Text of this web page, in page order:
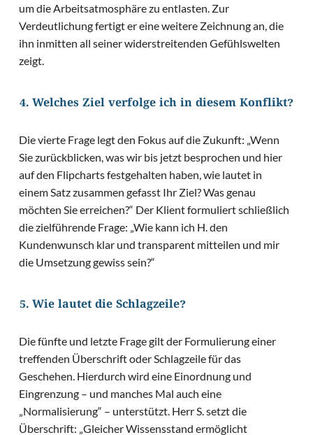
um die Arbeitsatmosphäre zu entlasten. Zur
Verdeutlichung fertigt er eine weitere Zeichnung an, die
ihn inmitten all seiner widerstreitenden Gefühlswelten
zeigt.
4. Welches Ziel verfolge ich in diesem Konflikt?
Die vierte Frage legt den Fokus auf die Zukunft: „Wenn
Sie zurückblicken, was wir bis jetzt besprochen und hier
auf den Flipcharts festgehalten haben, wie lautet in
einem Satz zusammen gefasst Ihr Ziel? Was genau
möchten Sie erreichen?“ Der Klient formuliert schließlich
die zielführende Frage: „Wie kann ich H. den
Kundenwunsch klar und transparent mitteilen und mir
die Umsetzung gewiss sein?“
5. Wie lautet die Schlagzeile?
Die fünfte und letzte Frage gilt der Formulierung einer
treffenden Überschrift oder Schlagzeile für das
Geschehen. Hierdurch wird eine Einordnung und
Eingrenzung – und manches Mal auch eine
„Normalisierung“ – unterstützt. Herr S. setzt die
Überschrift: „Gleicher Wissensstand ermöglicht